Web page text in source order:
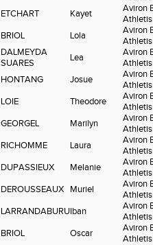
ETCHART Kayet
Aviron
BRIOL Lola
Aviron
DALMEYDA
SUARES
Lea
Aviron
HONTANG Josue
Aviron
LOIE Theodore
Aviron
GEORGEL Marilyn
Aviron
RICHOMME Laura
Aviron
DUPASSIEUX Melanie
Aviron
DEROUSSEAUX Muriel
Aviron
LARRANDABURUIban
Aviron
BRIOL Oscar
Aviron